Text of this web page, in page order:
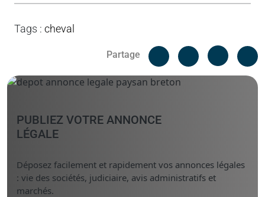
Tags : cheval
Partage
Facebook
Linked
PUBLIEZ VOTRE ANNONCE
LÉGALE
Déposez facilement et rapidement vos annonces légales
: vie des sociétés, judiciaire, avis administratifs et
marchés.